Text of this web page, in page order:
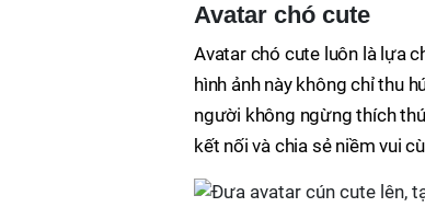
Avatar chó cute
Avatar chó cute luôn là lựa
hình ảnh này không chỉ thu
người không ngừng thích
kết nối và chia sẻ niềm vui